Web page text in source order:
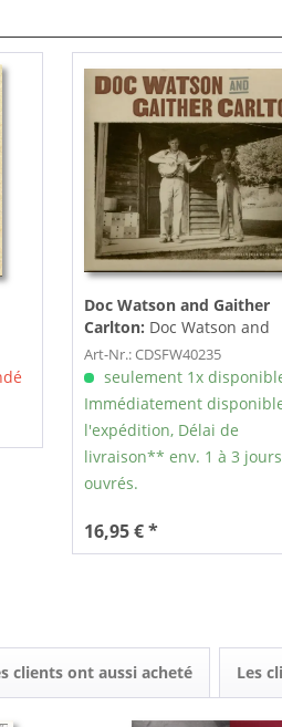
Doc Watson and Gaither
Carlton: Doc Watson and
Gaither Carlton (CD)
Art-Nr.: CDSFW40235
seulement 1x
Immédiatement
l'expédition, Délai de
livraison** env. 1 à 3 jours
ouvrés.
16,95 € *
clients ont aussi acheté Les